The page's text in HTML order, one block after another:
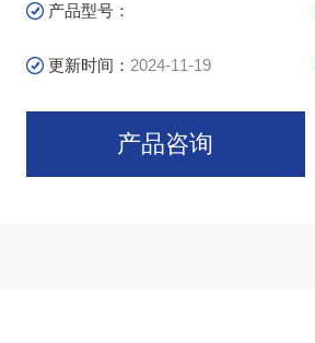
产品型号：
更新时间： 2024-11-19
产品咨询